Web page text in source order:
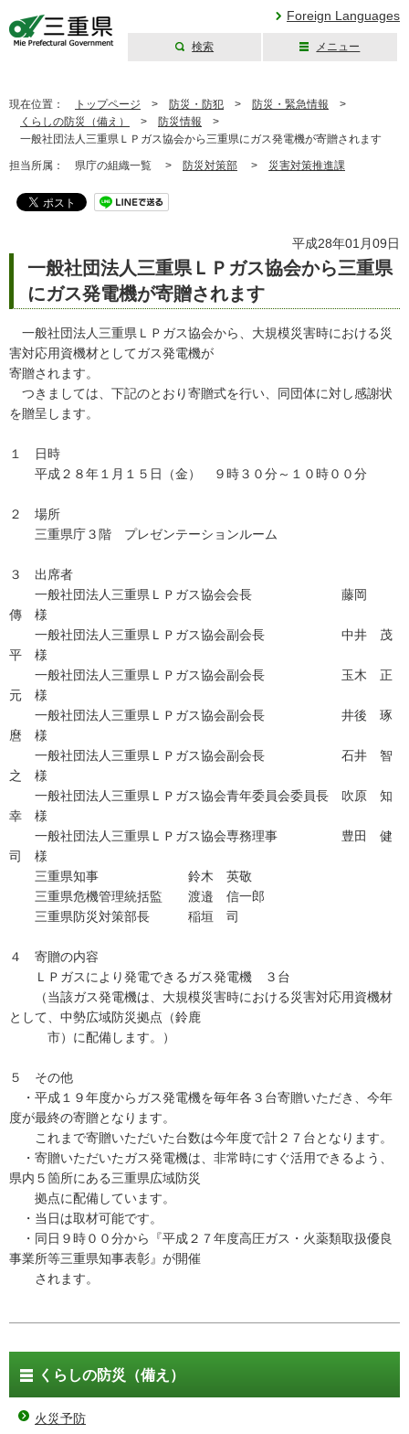
Foreign Languages
検索 メニュー
現在位置： トップページ > 防災・防犯 > 防災・緊急情報 >
くらしの防災（備え）
> 防災情報 >
一般社団法人三重県ＬＰガス協会から三重県にガス発電機が寄贈されます
担当所属： 県庁の組織一覧 > 防災対策部 > 災害対策推進課
平成28年01月09日
一般社団法人三重県ＬＰガス協会から三重県
にガス発電機が寄贈されます
一般社団法人三重県ＬＰガス協会から、大規模災害時における災
害対応用資機材としてガス発電機が
寄贈されます。
つきましては、下記のとおり寄贈式を行い、同団体に対し感謝状
を贈呈します。
１ 日時
平成２８年１月１５日（金） ９時３０分～１０時００分
２ 場所
三重県庁３階 プレゼンテーションルーム
３ 出席者
一般社団法人三重県ＬＰガス協会会長 藤岡
傳 様
一般社団法人三重県ＬＰガス協会副会長 中井 茂
平 様
一般社団法人三重県ＬＰガス協会副会長 玉木 正
元 様
一般社団法人三重県ＬＰガス協会副会長 井後 琢
麿 様
一般社団法人三重県ＬＰガス協会副会長 石井 智
之 様
一般社団法人三重県ＬＰガス協会青年委員会委員長 吹原 知
幸 様
一般社団法人三重県ＬＰガス協会専務理事 豊田 健
司 様
三重県知事 鈴木 英敬
三重県危機管理統括監 渡邉 信一郎
三重県防災対策部長 稲垣 司
４ 寄贈の内容
ＬＰガスにより発電できるガス発電機 ３台
（当該ガス発電機は、大規模災害時における災害対応用資機材
として、中勢広域防災拠点（鈴鹿
市）に配備します。）
５ その他
・平成１９年度からガス発電機を毎年各３台寄贈いただき、今年
度が最終の寄贈となります。
これまで寄贈いただいた台数は今年度で計２７台となります。
・寄贈いただいたガス発電機は、非常時にすぐ活用できるよう、
県内５箇所にある三重県広域防災
拠点に配備しています。
・当日は取材可能です。
・同日９時００分から『平成２７年度高圧ガス・火薬類取扱優良
事業所等三重県知事表彰』が開催
されます。
くらしの防災（備え）
火災予防